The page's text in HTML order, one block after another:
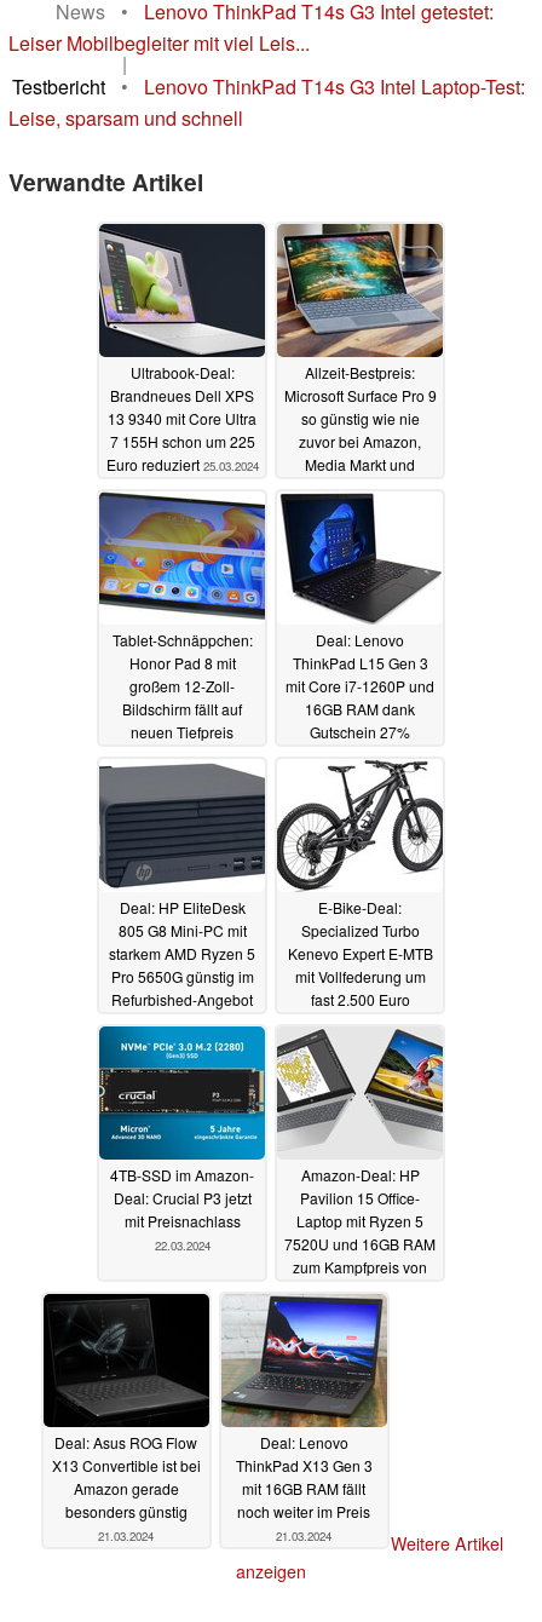
News
•
Lenovo ThinkPad T14s G3 Intel getestet:
Leiser Mobilbegleiter mit viel Leis...
|
Testbericht
•
Lenovo ThinkPad T14s G3 Intel Laptop-Test:
Leise, sparsam und schnell
Verwandte Artikel
Ultrabook-Deal:
Brandneues Dell XPS
13 9340 mit Core Ultra
7 155H schon um 225
Euro reduziert 25.03.2024
Allzeit-Bestpreis:
Microsoft Surface Pro 9
so günstig wie nie
zuvor bei Amazon,
Media Markt und
Tablet-Schnäppchen:
Honor Pad 8 mit
großem 12-Zoll-
Bildschirm fällt auf
neuen Tiefpreis
Deal: Lenovo
ThinkPad L15 Gen 3
mit Core i7-1260P und
16GB RAM dank
Gutschein 27%
Deal: HP EliteDesk
805 G8 Mini-PC mit
starkem AMD Ryzen 5
Pro 5650G günstig im
Refurbished-Angebot
23.03.2024
E-Bike-Deal:
Specialized Turbo
Kenevo Expert E-MTB
mit Vollfederung um
fast 2.500 Euro
reduziert23.03.2024
4TB-SSD im Amazon-
Deal: Crucial P3 jetzt
mit Preisnachlass
22.03.2024
Amazon-Deal: HP
Pavilion 15 Office-
Laptop mit Ryzen 5
7520U und 16GB RAM
zum Kampfpreis von
399 Euro22.03.2024
Deal: Asus ROG Flow
X13 Convertible ist bei
Amazon gerade
besonders günstig
21.03.2024
Deal: Lenovo
ThinkPad X13 Gen 3
mit 16GB RAM fällt
noch weiter im Preis
21.03.2024
Weitere Artikel
anzeigen